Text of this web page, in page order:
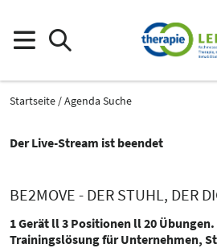
Startseite
Agenda Suche
Der Live-Stream ist beendet
BE2MOVE - DER STUHL, DER
1 Gerät ll 3 Positionen ll 20
Trainingslösung für Unternehmen,